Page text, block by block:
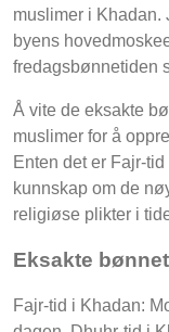
muslimer i Khadan.
byens
fredagsbønnetiden
Å vite de eksakte
muslimer for å
Enten det er Fajr-
kunnskap om de
religiøse plikter i
Eksakte
Fajr-tid i Khadan: